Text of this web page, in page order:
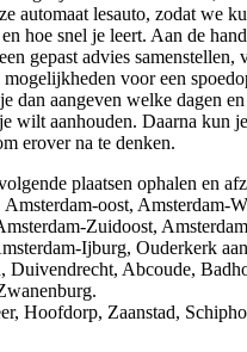
automaat lesauto, zodat we
hoe snel je leert. Aan de
gepast advies samenstellen,
mogelijkheden voor een
dan aangeven welke dagen
wilt aanhouden. Daarna kun
erover na te denken.
plaatsen ophalen en
oost, Amsterdam-
Zuidoost,
Ijburg, Ouderkerk
Duivendrecht, Abcoude,
Hoofdorp, Zaanstad,